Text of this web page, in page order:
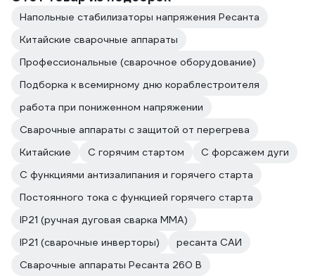
Напольные стабилизаторы напряжения Ресанта
Китайские сварочные аппараты
Профессиональные (сварочное оборудование)
Подборка к всемирному дню кораблестроителя
работа при пониженном напряжении
Сварочные аппараты с защитой от перегрева
Китайские
С горячим стартом
С форсажем дуги
С функциями антизалипания и горячего старта
Постоянного тока с функцией горячего старта
IP21 (ручная дуговая сварка MMA)
IP21 (сварочные инверторы)
ресанта САИ
Сварочные аппараты Ресанта 260 В